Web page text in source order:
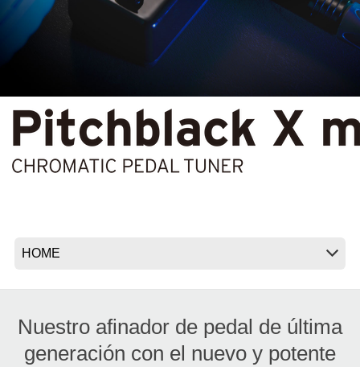
Noticias
Ubicación
Acerca de KORG
Nuestro afinador de pedal de última
generación con el nuevo y potente